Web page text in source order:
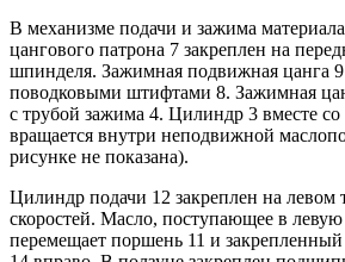
В механизме подачи и зажима
цангового патрона 7 закреплен на
шпинделя. Зажимная подвижная цанга 9
поводковыми штифтами 8. Зажимная
с трубой зажима 4. Цилиндр 3 вместе
вращается внутри неподвижной
рисунке не показана).
Цилиндр подачи 12 закреплен на левом
скоростей. Масло, поступающее в
перемещает поршень 11 и